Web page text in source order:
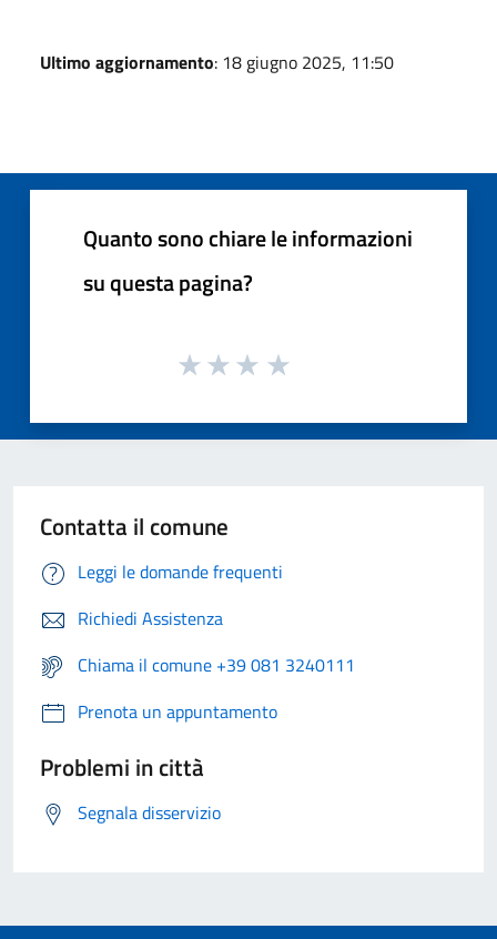
Ultimo aggiornamento: 18 giugno 2025, 11:50
Quanto sono chiare le informazioni
su questa pagina?
Contatta il comune
Leggi le domande frequenti
Richiedi Assistenza
Chiama il comune +39 081 3240111
Prenota un appuntamento
Problemi in città
Segnala disservizio